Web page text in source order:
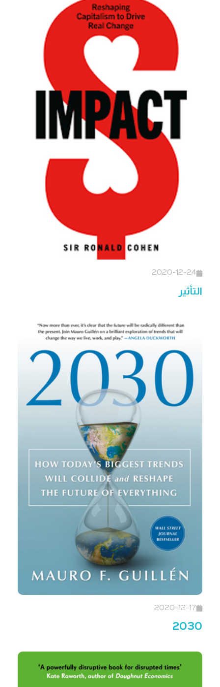
2020-12-24
التأثير
2020-12-17
2030